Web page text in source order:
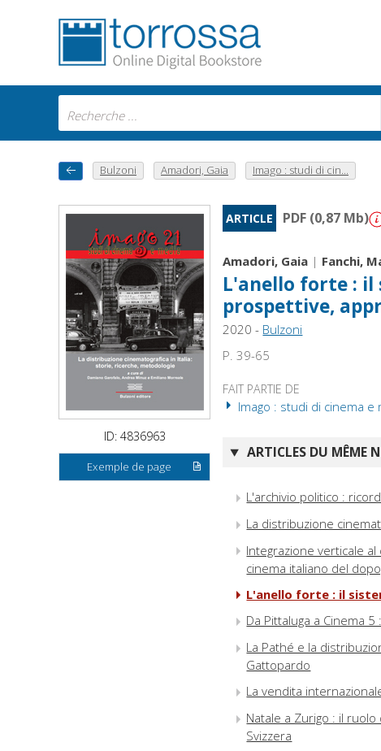
Bulzoni Amadori, Gaia Imago : studi di cin...
ID: 4836963
Exemple de page
ARTICLE PDF (0,87 Mb)
Amadori, Gaia | Fanchi,
L'anello forte : il
prospettive,
2020 - Bulzoni
P. 39-65
FAIT PARTIE DE
Imago : studi di cinema e
ARTICLES DU MÊME
L'archivio politico :
La distribuzione
Integrazione verticale
cinema italiano del
L'anello forte : il
Da Pittaluga a Cinema
La Pathé e la
Gattopardo
La vendita
Natale a Zurigo : il
Svizzera